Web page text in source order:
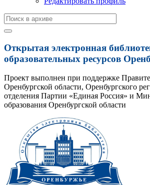
Открытая электронная
образовательных ресурсов
Проект выполнен при поддержке
Оренбургской области, Оренбургского
отделения Партии «Единая Россия» и
образования Оренбургской области